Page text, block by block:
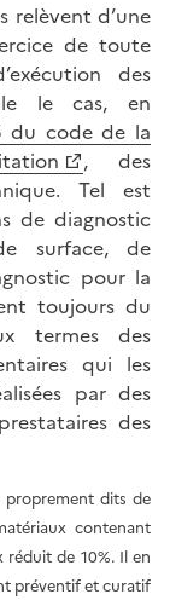
relèvent d’une
de toute
des
le cas, en
du code de la
, des
Tel est
de diagnostic
surface, de
pour la
toujours du
termes des
qui les
par des
des
proprement dits de
contenant
de 10%. Il en
préventif et curatif